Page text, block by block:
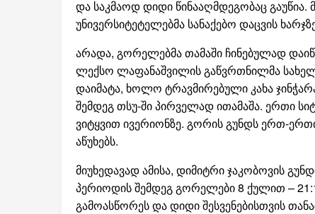
და საკმაოდ დიდი წინააღმდეგობაც
უნივერსიტეტელებმა სანაქებო დაცვის
არადა, გორელებმა თამაში ჩინებულად
ლექსო ლაფანაშვილის გაწვრთნილმა
დაიმატა, ხოლო ტრავმირებული კახა
შემდეგ თსუ-ში პირველად ითამაშა. ერთი
ვიტყვით ივერიონზე. გორის გუნდს ერთ-
აწუხებს.
მიუხედავად ამისა, დიმიტრი ჯაკობოვის
პერიოდის შემდეგ გორელები 8 ქულით –
გამოასწორეს და დიდი შესვენებისთვის